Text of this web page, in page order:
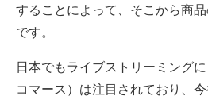
することによって、そこから商
です。
日本でもライブストリーミング
コマース）は注目されており、